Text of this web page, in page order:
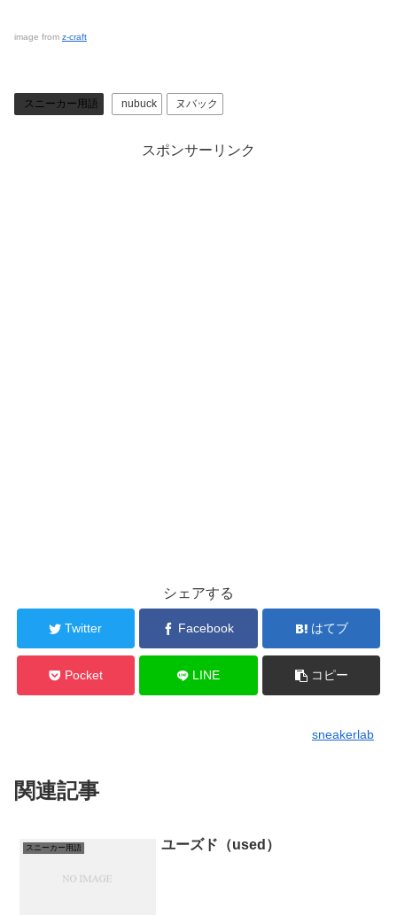
image from z-craft
スニーカー用語 nubuck ヌバック
スポンサーリンク
シェアする
Twitter Facebook はてブ
Pocket LINE コピー
sneakerlab
関連記事
スニーカー用語 ユーズド（used）